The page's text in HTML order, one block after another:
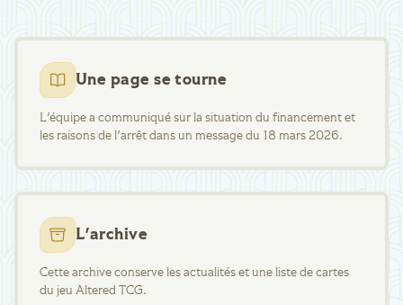
Une page se tourne
L'équipe a communiqué sur la situation du financement et
les raisons de l'arrêt dans un message du 18 mars 2026.
L'archive
Cette archive conserve les actualités et une liste de cartes
du jeu Altered TCG.